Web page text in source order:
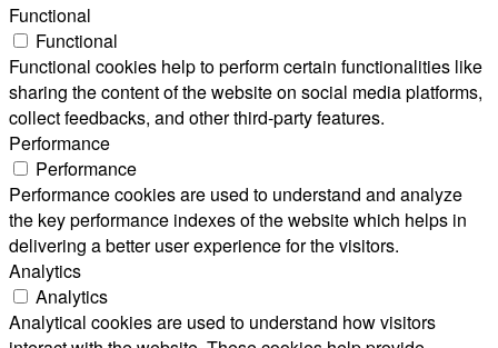
Functional
Functional
Functional cookies help to perform certain functionalities like
sharing the content of the website on social media platforms,
collect feedbacks, and other third-party features.
Performance
Performance
Performance cookies are used to understand and analyze
the key performance indexes of the website which helps in
delivering a better user experience for the visitors.
Analytics
Analytics
Analytical cookies are used to understand how visitors